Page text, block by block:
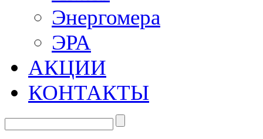
Энергомера
ЭРА
АКЦИИ
КОНТАКТЫ